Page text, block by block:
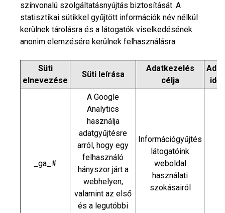
színvonalú szolgáltatásnyújtás biztosítását. A
statisztikai sütikkel gyűjtött információk név nélkül
kerülnek tárolásra és a látogatók viselkedésének
anonim elemzésére kerülnek felhasználásra.
Süti
elnevezése
Süti leírása
Adatkezelés
célja
_ga_#
A Google
Analytics
használja
adatgyűjtésre
arról, hogy egy
felhasználó
hányszor járt a
webhelyen,
valamint az első
és a legutóbbi
Információgyűjtés
látogatóink
weboldal
használati
szokásairól